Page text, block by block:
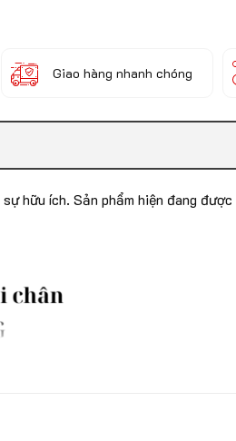
Giao hàng nhanh chóng
hữu ích. Sản phẩm hiện đang được